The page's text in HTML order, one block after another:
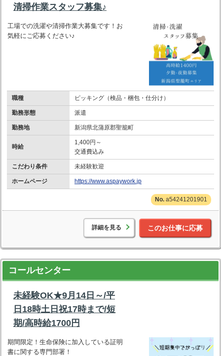
清掃作業スタッフ募集♪
工場での洗濯や清掃作業大募集です！お
気軽にご応募ください♪
職種 ピッキング（検品・梱包・仕分け）
勤務形態 派遣
勤務地 新潟県北蒲原郡聖籠町
時給
1,400円～
交通費込み
こだわり条件 未経験歓迎
ホームページ https://www.aspaywork.jp
a54241201901
詳細を見る このお仕事に応募
コールセンター
未経験OK★9月14日～/平
日18時土日祝17時まで/短
期/高時給1700円
期間限定！生命保険に加入している証明
書に関する専門部署！